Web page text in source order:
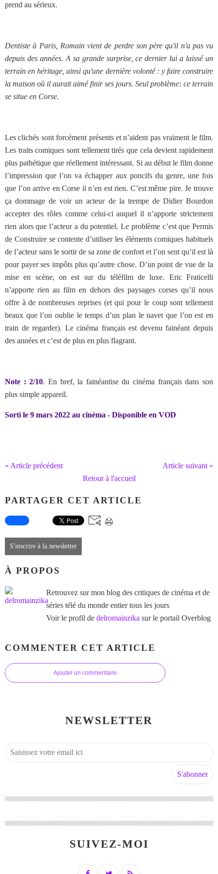
prend au sérieux.
Dentiste à Paris, Romain vient de perdre son père qu'il n'a pas vu
depuis des années. A sa grande surprise, ce dernier lui a laissé un
terrain en héritage, ainsi qu'une dernière volonté : y faire construire
la maison où il aurait aimé finir ses jours. Seul problème: ce terrain
se situe en Corse.
Les clichés sont forcément présents et n’aident pas vraiment le film.
Les traits comiques sont tellement tirés que cela devient rapidement
plus pathétique que réellement intéressant. Si au début le film donne
l’impression que l’on va échapper aux poncifs du genre, une fois
que l’on arrive en Corse il n’en est rien. C’est même pire. Je trouve
ça dommage de voir un acteur de la trempe de Didier Bourdon
accepter des rôles comme celui-ci auquel il n’apporte strictement
rien alors que l’acteur a du potentiel. Le problème c’est que Permis
de Construire se contente d’utiliser les éléments comiques habituels
de l’acteur sans le sortir de sa zone de confort et l’on sent qu’il est là
pour payer ses impôts plus qu’autre chose. D’un point de vue de la
mise en scène, on est sur du téléfilm de luxe. Eric Fraticelli
n’apporte rien au film en dehors des paysages corses qu’il nous
offre à de nombreuses reprises (et qui pour le coup sont tellement
beaux que l’on oublie le temps d’un plan le navet que l’on est en
train de regarder). Le cinéma français est devenu fainéant depuis
des années et c’est de plus en plus flagrant.
Note : 2/10. En bref, la fainéantise du cinéma français dans son
plus simple appareil.
Sorti le 9 mars 2022 au cinéma - Disponible en VOD
« Article précédent
Article suivant »
Retour à l'accueil
PARTAGER CET ARTICLE
S'inscrire à la newsletter
À PROPOS
Retrouvez sur mon blog des critiques de cinéma et de
séries télé du monde entier tous les jours
Voir le profil de delromainzika sur le portail Overblog
COMMENTER CET ARTICLE
Ajouter un commentaire
NEWSLETTER
SUIVEZ-MOI